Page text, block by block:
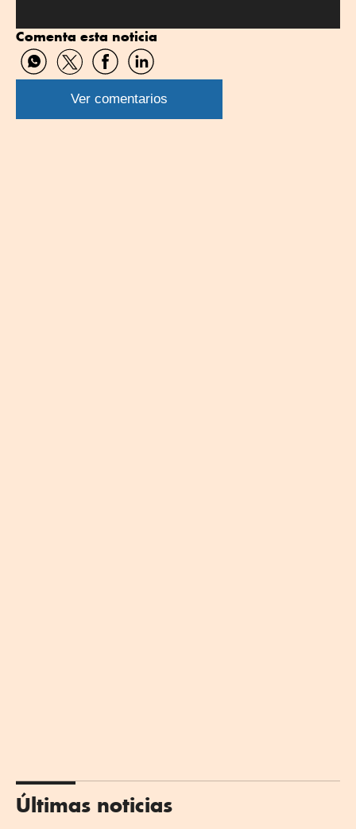
Comenta esta noticia
Compartir
por
WhatsApp
Compartir
por
Twitter
Compartir
por
Facebook
Compartir
por
Linkedin
Ver comentarios
Últimas noticias